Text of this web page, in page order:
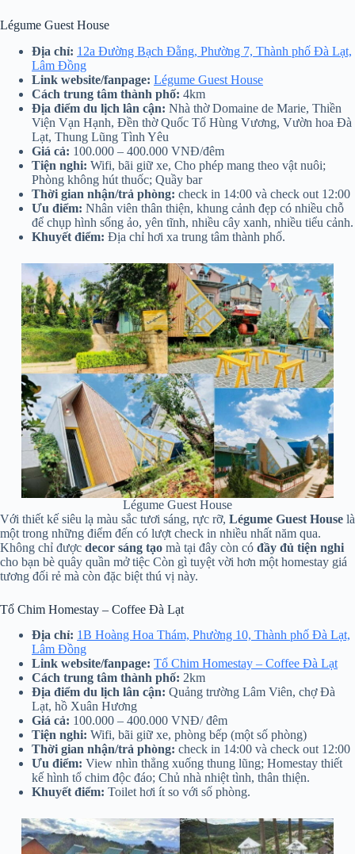
Légume Guest House
Địa chỉ: 12a Đường Bạch Đằng, Phường 7, Thành phố Đà Lạt,
Lâm Đồng
Link website/fanpage: Légume Guest House
Cách trung tâm thành phố: 4km
Địa điểm du lịch lân cận: Nhà thờ Domaine de Marie, Thiền
Viện Vạn Hạnh, Đền thờ Quốc Tổ Hùng Vương, Vườn hoa Đà
Lạt, Thung Lũng Tình Yêu
Giá cả: 100.000 – 400.000 VNĐ/đêm
Tiện nghi: Wifi, bãi giữ xe, Cho phép mang theo vật nuôi;
Phòng không hút thuốc; Quầy bar
Thời gian nhận/trả phòng: check in 14:00 và check out 12:00
Ưu điểm: Nhân viên thân thiện, khung cảnh đẹp có nhiều chỗ
để chụp hình sống ảo, yên tĩnh, nhiều cây xanh, nhiều tiểu cảnh.
Khuyết điểm: Địa chỉ hơi xa trung tâm thành phố.
Légume Guest House
Với thiết kế siêu lạ màu sắc tươi sáng, rực rỡ, Légume Guest House là
một trong những điểm đến có lượt check in nhiều nhất năm qua.
Không chỉ được decor sáng tạo mà tại đây còn có đầy đủ tiện nghi
cho bạn bè quây quần mở tiệc Còn gì tuyệt vời hơn một homestay giá
tương đối rẻ mà còn đặc biệt thú vị này.
Tổ Chim Homestay – Coffee Đà Lạt
Địa chỉ: 1B Hoàng Hoa Thám, Phường 10, Thành phố Đà Lạt,
Lâm Đồng
Link website/fanpage: Tổ Chim Homestay – Coffee Đà Lạt
Cách trung tâm thành phố: 2km
Địa điểm du lịch lân cận: Quảng trường Lâm Viên, chợ Đà
Lạt, hồ Xuân Hương
Giá cả: 100.000 – 400.000 VNĐ/ đêm
Tiện nghi: Wifi, bãi giữ xe, phòng bếp (một số phòng)
Thời gian nhận/trả phòng: check in 14:00 và check out 12:00
Ưu điểm: View nhìn thẳng xuống thung lũng; Homestay thiết
kế hình tổ chim độc đáo; Chủ nhà nhiệt tình, thân thiện.
Khuyết điểm: Toilet hơi ít so với số phòng.